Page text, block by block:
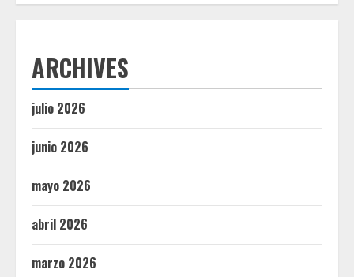
ARCHIVES
julio 2026
junio 2026
mayo 2026
abril 2026
marzo 2026